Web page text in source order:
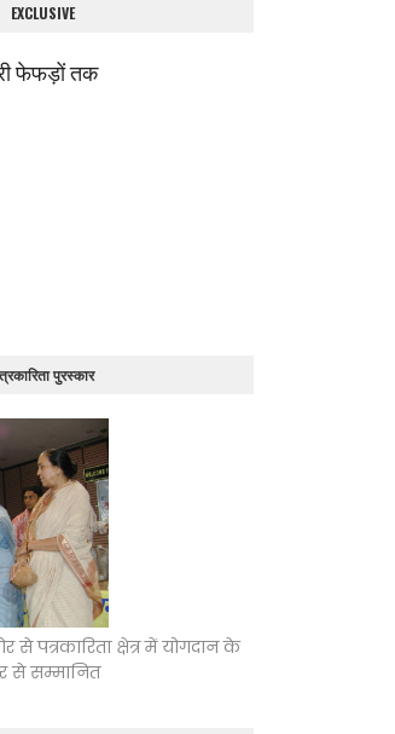
EXCLUSIVE
फेफड़ों तक
पुरस्कार
पत्रकारिता क्षेत्र में योगदान के
से सम्मानित